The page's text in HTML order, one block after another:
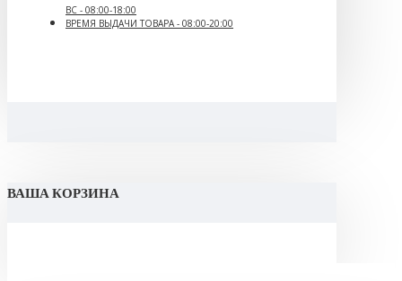
ВС - 08:00-18:00
ВРЕМЯ ВЫДАЧИ ТОВАРА - 08:00-20:00
ВАША КОРЗИНА